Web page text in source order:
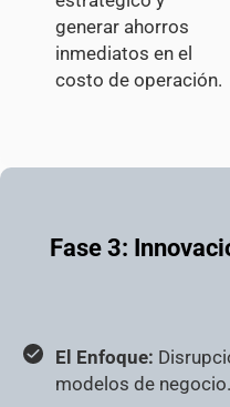
generar ahorros
inmediatos en el
costo de operación.
Fase 3:
El Enfoque:
modelos de negocio.